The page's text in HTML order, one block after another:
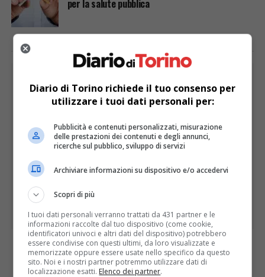
per la salute pubblica
I PIÙ LETTI ULTIME
Diario di Torino richiede il tuo consenso per
utilizzare i tuoi dati personali per:
Pubblicità e contenuti personalizzati, misurazione
delle prestazioni dei contenuti e degli annunci,
ricerche sul pubblico, sviluppo di servizi
Archiviare informazioni su dispositivo e/o accedervi
Scopri di più
I tuoi dati personali verranno trattati da 431 partner e le
informazioni raccolte dal tuo dispositivo (come cookie,
identificatori univoci e altri dati del dispositivo) potrebbero
essere condivise con questi ultimi, da loro visualizzate e
memorizzate oppure essere usate nello specifico da questo
sito. Noi e i nostri partner potremmo utilizzare dati di
localizzazione esatti. Elenco dei partner.